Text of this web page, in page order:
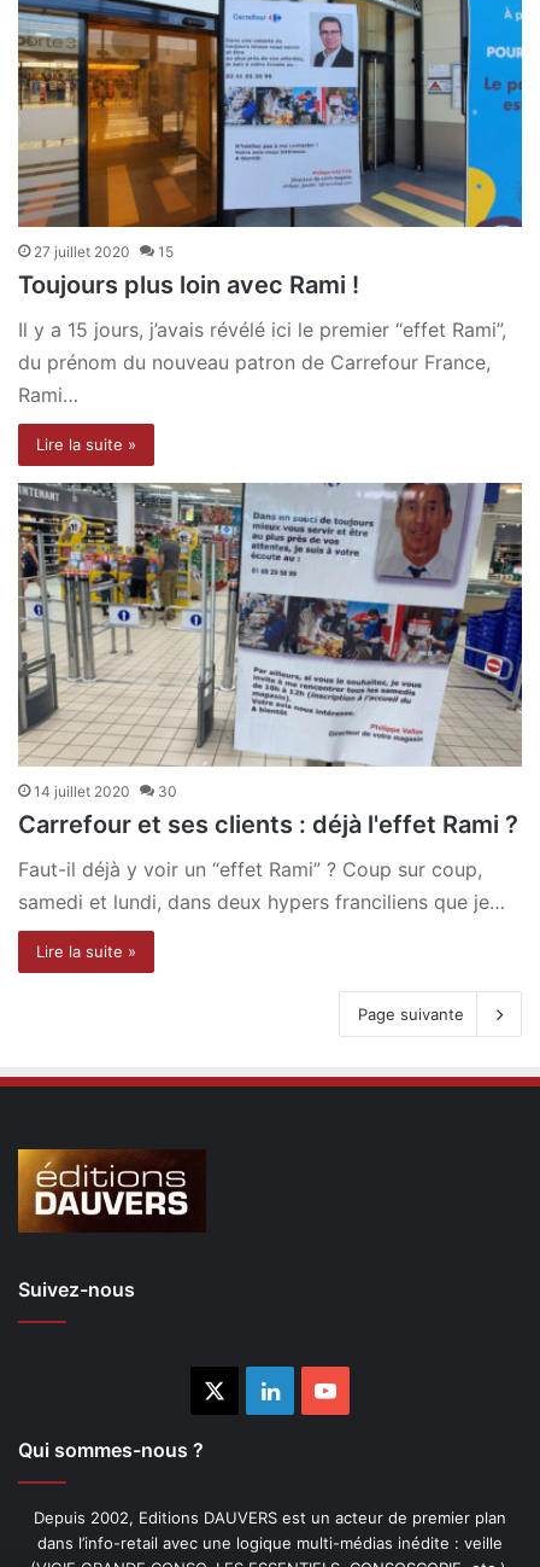
27 juillet 2020 15
Toujours plus loin avec Rami !
Il y a 15 jours, j’avais révélé ici le premier “effet Rami”,
du prénom du nouveau patron de Carrefour France,
Rami…
Lire la suite »
14 juillet 2020 30
Carrefour et ses clients : déjà l'effet Rami ?
Faut-il déjà y voir un “effet Rami” ? Coup sur coup,
samedi et lundi, dans deux hypers franciliens que je…
Lire la suite »
Page suivante
Suivez-nous
LinkedinYouTube
Qui sommes-nous ?
Depuis 2002, Editions DAUVERS est un acteur de premier plan
dans l’info-retail avec une logique multi-médias inédite : veille